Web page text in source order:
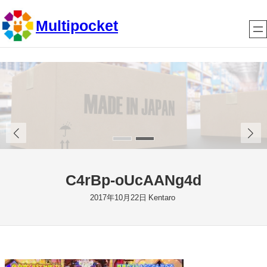
内
容
を
キ
プ
Multipocket
C4rBp-oUcAANg4d
2017年10月22日 Kentaro